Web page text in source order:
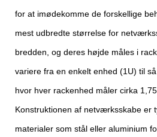
for at imødekomme de forskellige
mest udbredte størrelse for
bredden, og deres højde måles i
variere fra en enkelt enhed (1U) til
hvor hver rackenhed måler cirka
Konstruktionen af ​​netværksskabe er
materialer som stål eller aluminium